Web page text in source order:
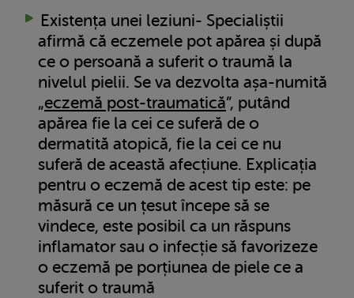
Existența unei leziuni- Specialiștii
afirmă că eczemele pot apărea și după
ce o persoană a suferit o traumă la
nivelul pielii. Se va dezvolta așa-numită
„eczemă post-traumatică”, putând
apărea fie la cei ce suferă de o
dermatită atopică, fie la cei ce nu
suferă de această afecțiune. Explicația
pentru o eczemă de acest tip este: pe
măsură ce un țesut începe să se
vindece, este posibil ca un răspuns
inflamator sau o infecție să favorizeze
o eczemă pe porțiunea de piele ce a
suferit o traumă